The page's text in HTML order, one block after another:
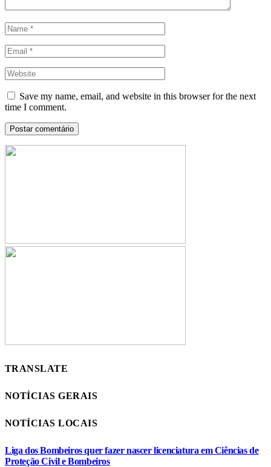
Save my name, email, and website in this browser for the next
time I comment.
TRANSLATE
NOTÍCIAS GERAIS
NOTÍCIAS LOCAIS
Liga dos Bombeiros quer fazer nascer licenciatura em Ciências de
Proteção Civil e Bombeiros